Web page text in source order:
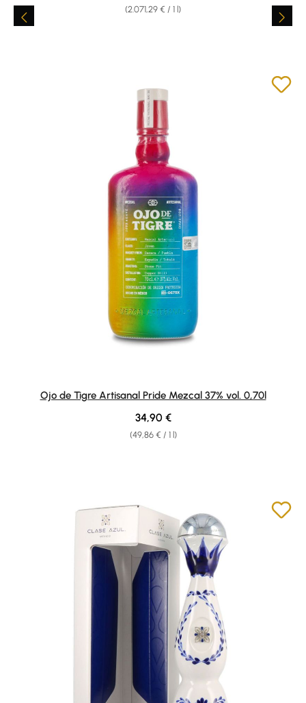
(2.071,29 € / 1 l)
Ojo de Tigre Artisanal Pride Mezcal 37% vol. 0,70l
(49,86 € / 1 l)
Regular price:
34,90 €